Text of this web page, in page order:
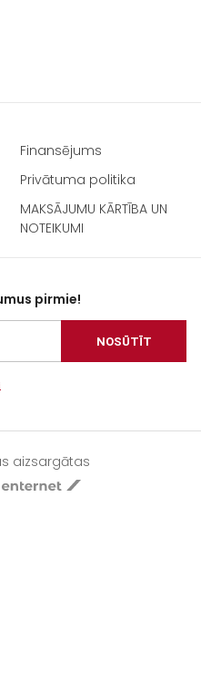
Finansējums
Privātuma politika
MAKSĀJUMU KĀRTĪBA UN
NOTEIKUMI
pirmie!
NOSŪTĪT
aizsargātas